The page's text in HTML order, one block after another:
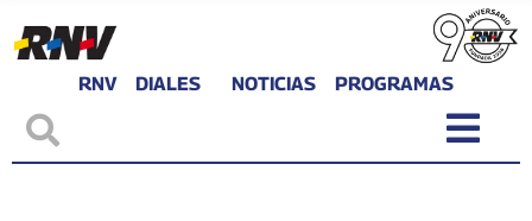
RNV DIALES NOTICIAS PROGRAMAS